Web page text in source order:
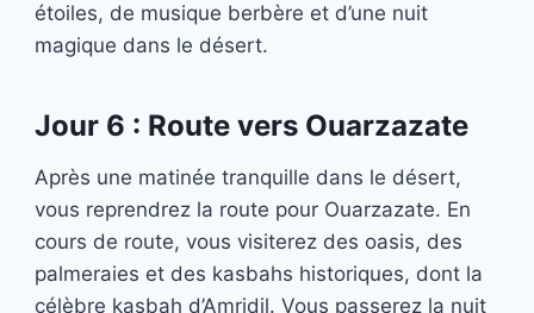
étoiles, de musique berbère et d’une nuit
magique dans le désert.
Jour 6 : Route vers Ouarzazate
Après une matinée tranquille dans le désert,
vous reprendrez la route pour Ouarzazate. En
cours de route, vous visiterez des oasis, des
palmeraies et des kasbahs historiques, dont la
célèbre kasbah d’Amridil. Vous passerez la nuit